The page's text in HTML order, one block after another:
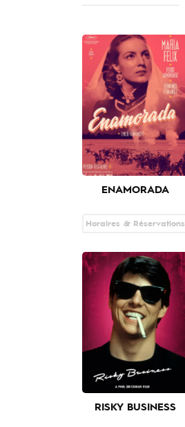
ENAMORADA
Horaires & Réservations
RISKY BUSINESS